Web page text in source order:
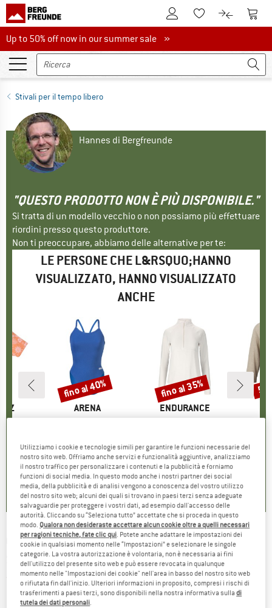
Al conto clienteAlla lista
Al Al
Up to 50% off now in our summer sale
Up to 50% off now in our summer sale »
Stivali per il tempo libero
Hannes di Bergfreunde
"QUESTO PRODOTTO NON È PIÙ DISPONIBILE."
Si tratta di un modello vecchio o non possiamo più effettuare
riordini presso questo produttore.
Non ti preoccupare, abbiamo delle alternative per te:
LE PERSONE CHE L&RSQUO;HANNO
VISUALIZZATO, HANNO VISUALIZZATO
ANCHE
Shirt
ridotto
€
)
MARCHIO
ARENA
Prezzo
37,95 € Prezzo ridotto
22,77 €
3,7(3)
Sconto
fino al 40%
MARCHIO
ENDURANCE
Prezzo
39,95 € Prezzo ridotto
da 25,97 €
0,0(0)
Sconto
fino al 35%
Articolo
Women's
CRAGHOPPERS -Women's Mesa Mid Boots -
Stivali per il tempo libero
(0)
Utilizziamo i cookie e tecnologie simili per garantire le funzioni necessarie del
nostro sito web. Offriamo anche servizi e funzionalità aggiuntive, analizziamo
il nostro traffico per personalizzare i contenuti e la pubblicità e forniamo
funzioni di social media. In questo modo anche i nostri partner dei social
media, della pubblicità e di analisi vengono a conoscenza del vostro utilizzo
del nostro sito web; alcuni dei quali si trovano in paesi terzi senza adeguate
salvaguardie per proteggere i vostri dati, ad esempio dall'accesso delle
autorità. Cliccando su “Seleziona tutto” accettate che si proceda in questo
modo. Qualora non desideraste accettare alcun cookie oltre a quelli necessari
per ragioni tecniche, fate clic qui. Potete anche adattare le impostazioni dei
cookie in qualsiasi momento nelle “Impostazioni” e selezionare le singole
categorie. La vostra autorizzazione è volontaria, non è necessaria ai fini
dell'utilizzo del presente sito web e può essere revocata in qualunque
momento nelle "Impostazioni dei cookie" nell'area in basso del nostro sito web
o rifiutata fin dall'inizio. Ulteriori informazioni in proposito, compresi i rischi di
trasferimenti a paesi terzi, sono disponibili nella nostra informativa sulladi
tutela dei dati personali.